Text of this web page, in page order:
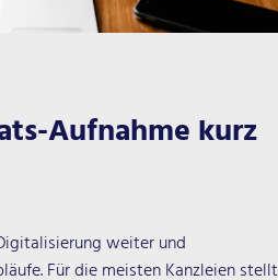
Aufnahme kurz
weiter und
Für die meisten Kanzleien stellt